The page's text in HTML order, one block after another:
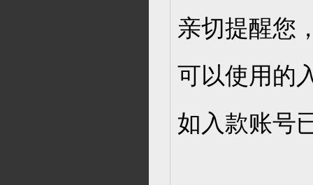
亲切提醒您
可以使用的
如入款账号